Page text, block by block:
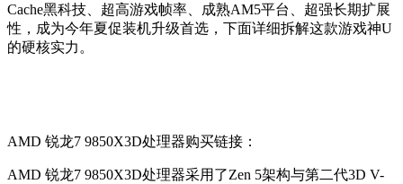
Cache黑科技、超高游戏帧率、成熟AM5平台、超强长期扩展
性，成为今年夏促装机升级首选，下面详细拆解这款游戏神U
的硬核实力。
AMD 锐龙7 9850X3D处理器购买链接：
AMD 锐龙7 9850X3D处理器采用了Zen 5架构与第二代3D V-